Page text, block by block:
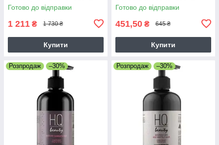
Готово до відправки
1 211 ₴ 1 730 ₴
Купити
Готово до відправки
451,50 ₴ 645 ₴
Купити
Розпродаж –30% Розпродаж –30%